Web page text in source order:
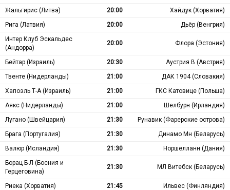
Жальгирис (Литва)
20:00
Хайдук (Хорватия)
Рига (Латвия)
20:00
Дьёр (Венгрия)
Интер Клуб Эскальдес
(Андорра)
20:00 Флора (Эстония)
Бейтар (Израиль) 20:30
Аустрия В (Австрия)
Твенте (Нидерланды)
21:00
ДАК 1904 (Словакия)
Хапоэль Т-А (Израиль)
21:00
ГКС Катовице (Польша)
Аякс (Нидерланды)
21:00
Шелбурн (Ирландия)
Лугано (Швейцария)
21:30
Рунавик (Фарерские острова)
Брага (Португалия)
21:30
Динамо Мн (Беларусь)
Валюр (Исландия)
21:30
Норшелланн (Дания)
Борац Б-Л (Босния и
Герцеговина)
21:30 МЛ Витебск (Беларусь)
Риека (Хорватия) 21:45
Ильвес (Финляндия)